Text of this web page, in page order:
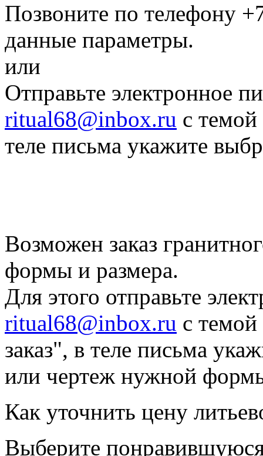
Позвоните по телефону
данные параметры.
или
Отправьте электронное
ritual68@inbox.ru с
теле письма укажите
Возможен заказ
формы и размера.
Для этого отправьте
ritual68@inbox.ru с
заказ", в теле письма
или чертеж нужной
Как уточнить цену
Выберите